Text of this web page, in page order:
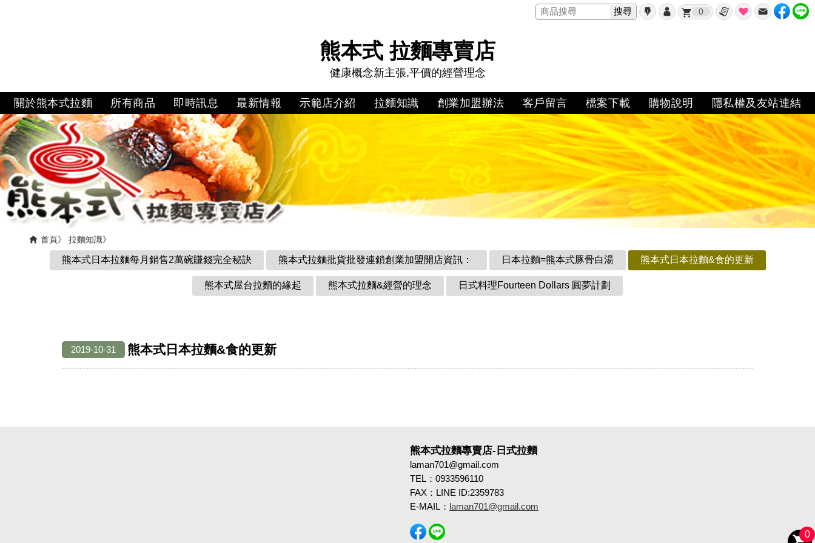
搜尋 0
熊本式 拉麵專賣店
健康概念新主張,平價的經營理念
關於熊本式拉麵 所有商品 即時訊息 最新情報 示範店介紹 拉麵知識 創業加盟辦法 客戶留言 檔案下載 購物說明 隱私權及友站連結
首頁 拉麵知識
熊本式日本拉麵每月銷售2萬碗賺錢完全秘訣 熊本式拉麵批貨批發連鎖創業加盟開店資訊： 日本拉麵=熊本式豚骨白湯 熊本式日本拉麵&食的更新
熊本式屋台拉麵的緣起 熊本式拉麵&經營的理念 日式料理Fourteen Dollars 圓夢計劃
2019-10-31 熊本式日本拉麵&食的更新
熊本式拉麵專賣店-日式拉麵
laman701@gmail.com
TEL：0933596110
FAX：LINE ID:2359783
E-MAIL： laman701@gmail.com
0